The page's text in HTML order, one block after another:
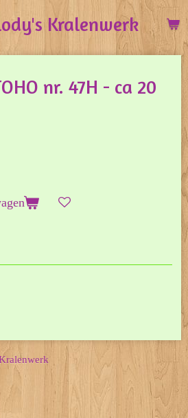
Kralenwerk
nr. 47H - ca 20